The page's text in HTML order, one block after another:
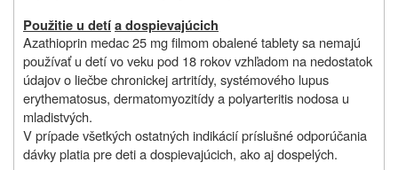
Použitie u detía dospievajúcich
Azathioprin medac 25 mg filmom obalené tablety sa nemajú
používať u detí vo veku pod 18 rokov vzhľadom na nedostatok
údajov o liečbe chronickej artritídy, systémového lupus
erythematosus, dermatomyozitídy a polyarteritis nodosa u
mladistvých.
V prípade všetkých ostatných indikácií príslušné odporúčania
dávky platia pre deti a dospievajúcich, ako aj dospelých.